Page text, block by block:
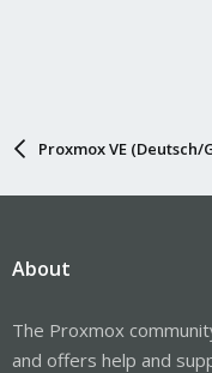
Proxmox VE (Deutsch/
About
The Proxmox
and offers help and